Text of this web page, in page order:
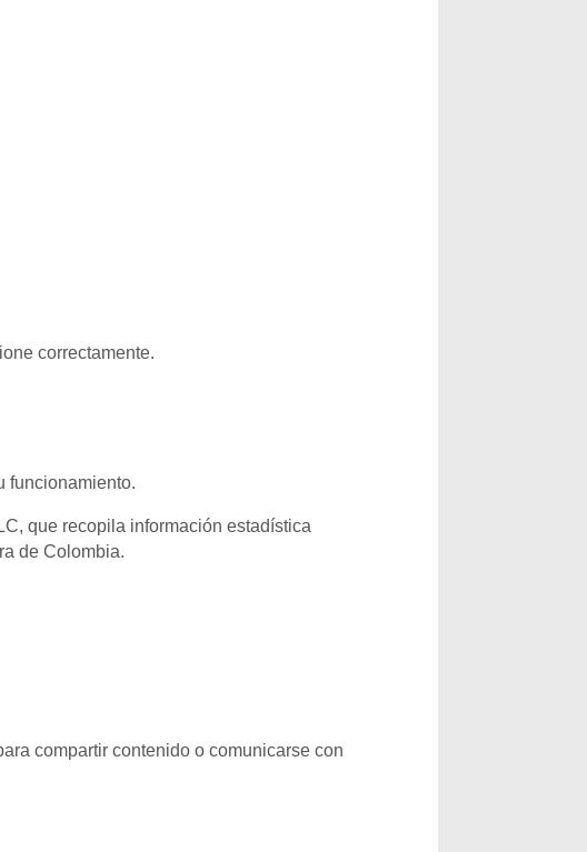
correctamente.
funcionamiento.
que recopila información estadística
de Colombia.
compartir contenido o comunicarse con